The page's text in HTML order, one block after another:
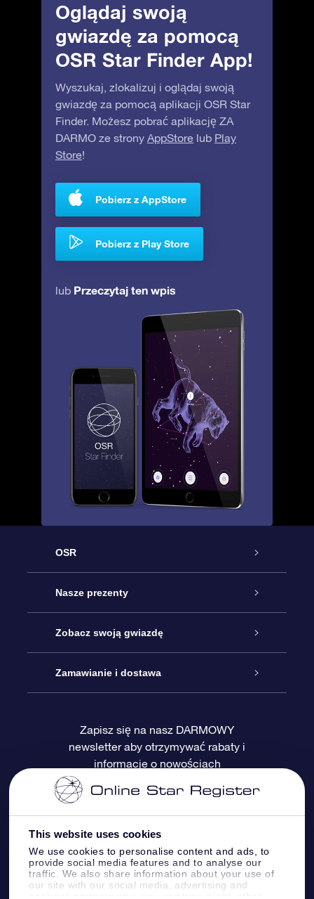
This website uses cookies
We use cookies to personalise content and ads, to
provide social media features and to analyse our
traffic. We also share information about your use of
our site with our social media, advertising and
Oglądaj swoją
gwiazdę za pomocą
OSR Star Finder App!
Wyszukaj, zlokalizuj i oglądaj swoją
gwiazdę za pomocą aplikacji OSR Star
Finder. Możesz pobrać aplikację ZA
DARMO ze strony AppStore lub Play
Store!
Pobierz z AppStore
Pobierz z Play Store
lub Przeczytaj ten wpis
OSR
Obsługa
Kontakt
Blog
Recenzje
Nasze prezenty
Podarunek Gwiazda Online
Pakiet Podarunkowy OSR
Karta podarunkowa OSR
Prezenty firmowe
Zobacz swoją gwiazdę
Rejestr Gwiazd
Sprsonalizowana Strona Gwiazdy
One Million Stars
Gwieździsty Wygaszacz Ekranu OSR
Aplikacja VR „Fly me to the stars”
Zamawianie i dostawa
Metody płatności
Dostawa
Polityka zwrotów
Gwiazdozbiorach
Zapisz się na nasz DARMOWY
newsletter aby otrzymywać rabaty i
informacje o nowościach